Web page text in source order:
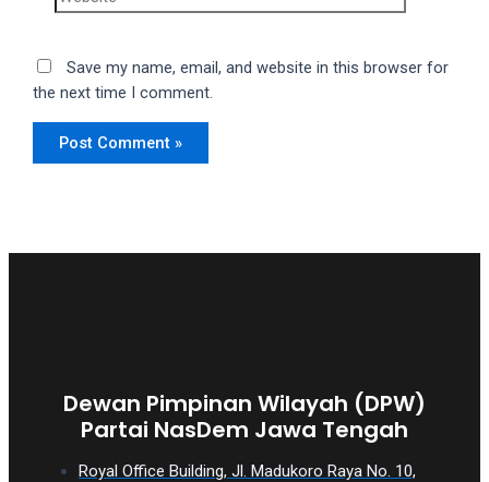
Save my name, email, and website in this browser for
the next time I comment.
Dewan Pimpinan Wilayah (DPW)
Partai NasDem Jawa Tengah
Royal Office Building, Jl. Madukoro Raya No. 10,